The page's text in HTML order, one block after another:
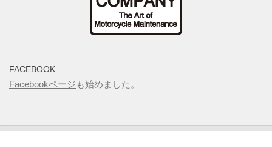
FACEBOOK
Facebookページ も始めました。